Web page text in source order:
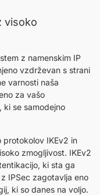
visoko
z namenskim IP
vzdrževan s strani
varnosti naša
za vašo
ki se samodejno
protokolov IKEv2 in
zmogljivost. IKEv2
ki sta ga
IPSec zagotavlja eno
ki so danes na voljo.